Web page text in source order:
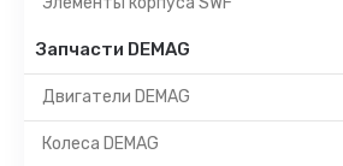
Запчасти DEMAG
Двигатели DEMAG
Колеса DEMAG